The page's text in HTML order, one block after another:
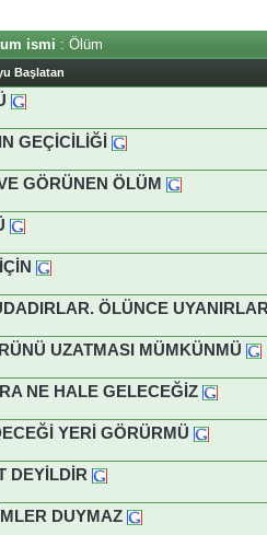
ismi : Ölüm
Başlatan
GEÇİCİLİĞİ
GÖRÜNEN ÖLÜM
ÖLÜNCE
UZATMASI MÜMKÜNMÜ
NE HALE GELECEĞİZ
YERİ GÖRÜRMÜ
DEYİLDİR
DUYMAZ